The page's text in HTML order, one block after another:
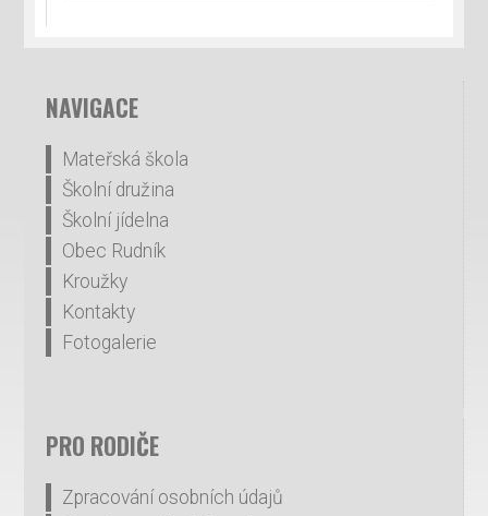
NAVIGACE
Mateřská škola
Školní družina
Školní jídelna
Obec Rudník
Kroužky
Kontakty
Fotogalerie
PRO RODIČE
Zpracování osobních údajů